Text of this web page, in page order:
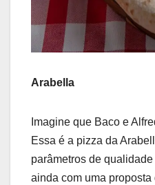
Arabella
Imagine que Baco e
Essa é a pizza da
parâmetros de
ainda com uma